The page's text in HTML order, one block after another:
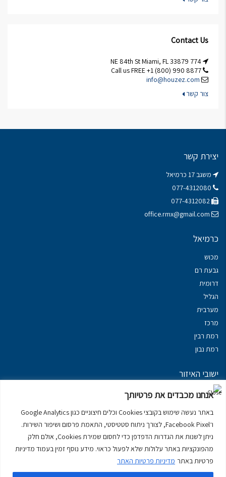
אנחנו מכבדים את פרטיותך
באתר נעשה שימוש בקובצי Cookies וכלים חיצוניים כגון Google Analytics
ו־Facebook Pixel, לצורך ניתוח סטטיסטי, התאמת פרסום ושיפור השירות.
ניתן לשנות את הגדרות הדפדפן כדי לחסום שמירת Cookies, אולם חלק
מהפונקציות באתר עלולות שלא לפעול כראוי. מידע נוסף זמין בעמוד מדיניות
פרטיות באתר מדיניות פרטיות האתר
Contact Us
info@houzez.com
צור קשר
יצירת קשר
משגב 17 כרמיאל
office.rmx@gmail.com
כרמיאל
מכוש
גבעת רם
דרומית
הגליל
מערבית
מרכז
רמת רבין
רמת נבון
ישובי האיזור
נכסים במשגב
מרום הגליל